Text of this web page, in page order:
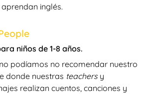
inglés.
niños de 1-8 años.
podíamos no recomendar nuestro
donde nuestras teachersy
realizan cuentos, canciones y